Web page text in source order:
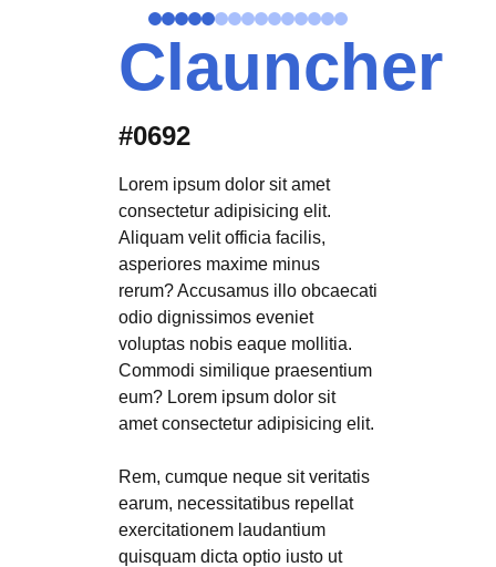
Clauncher
#0692
Lorem ipsum dolor sit amet
consectetur adipisicing elit.
Aliquam velit officia facilis,
asperiores maxime minus
rerum? Accusamus illo obcaecati
odio dignissimos eveniet
voluptas nobis eaque mollitia.
Commodi similique praesentium
eum? Lorem ipsum dolor sit
amet consectetur adipisicing elit.
Rem, cumque neque sit veritatis
earum, necessitatibus repellat
exercitationem laudantium
quisquam dicta optio iusto ut